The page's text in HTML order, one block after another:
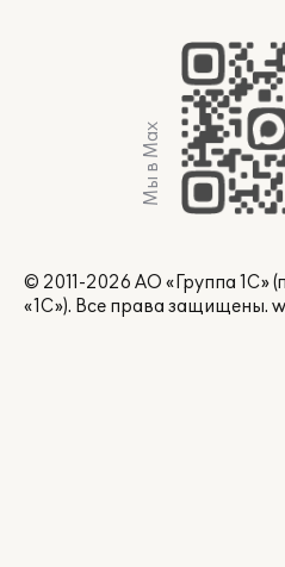
Мы в Max
© 2011-2026 АО «Группа 1С»
«1С»). Все права защищены.